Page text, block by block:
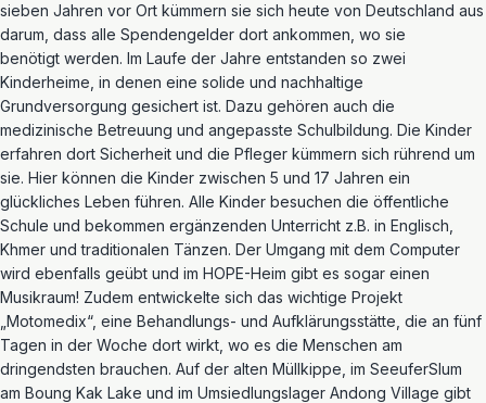
sieben Jahren vor Ort kümmern sie sich heute von Deutschland aus
darum, dass alle Spendengelder dort ankommen, wo sie
benötigt werden. Im Laufe der Jahre entstanden so zwei
Kinderheime, in denen eine solide und nachhaltige
Grundversorgung gesichert ist. Dazu gehören auch die
medizinische Betreuung und angepasste Schulbildung. Die Kinder
erfahren dort Sicherheit und die Pfleger kümmern sich rührend um
sie. Hier können die Kinder zwischen 5 und 17 Jahren ein
glückliches Leben führen. Alle Kinder besuchen die öffentliche
Schule und bekommen ergänzenden Unterricht z.B. in Englisch,
Khmer und traditionalen Tänzen. Der Umgang mit dem Computer
wird ebenfalls geübt und im HOPE-Heim gibt es sogar einen
Musikraum! Zudem entwickelte sich das wichtige Projekt
„Motomedix“, eine Behandlungs- und Aufklärungsstätte, die an fünf
Tagen in der Woche dort wirkt, wo es die Menschen am
dringendsten brauchen. Auf der alten Müllkippe, im SeeuferSlum
am Boung Kak Lake und im Umsiedlungslager Andong Village gibt